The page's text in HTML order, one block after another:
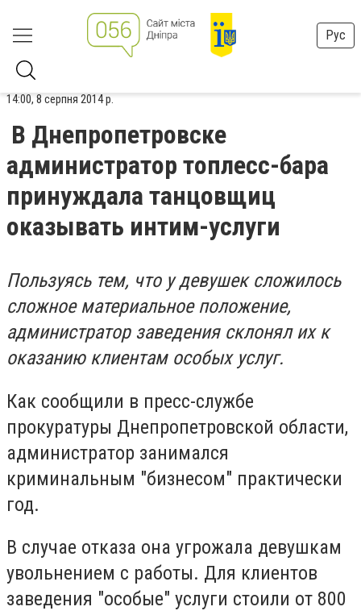
Рус
14:00, 8 серпня 2014 р.
В Днепропетровске
администратор топлесс-бара
принуждала танцовщиц
оказывать интим-услуги
Пользуясь тем, что у девушек сложилось
сложное материальное положение,
администратор заведения склонял их к
оказанию клиентам особых услуг.
Как сообщили в пресс-службе
прокуратуры Днепропетровской области,
администратор занимался
криминальным "бизнесом" практически
год.
В случае отказа она угрожала девушкам
увольнением с работы. Для клиентов
заведения "особые" услуги стоили от 800